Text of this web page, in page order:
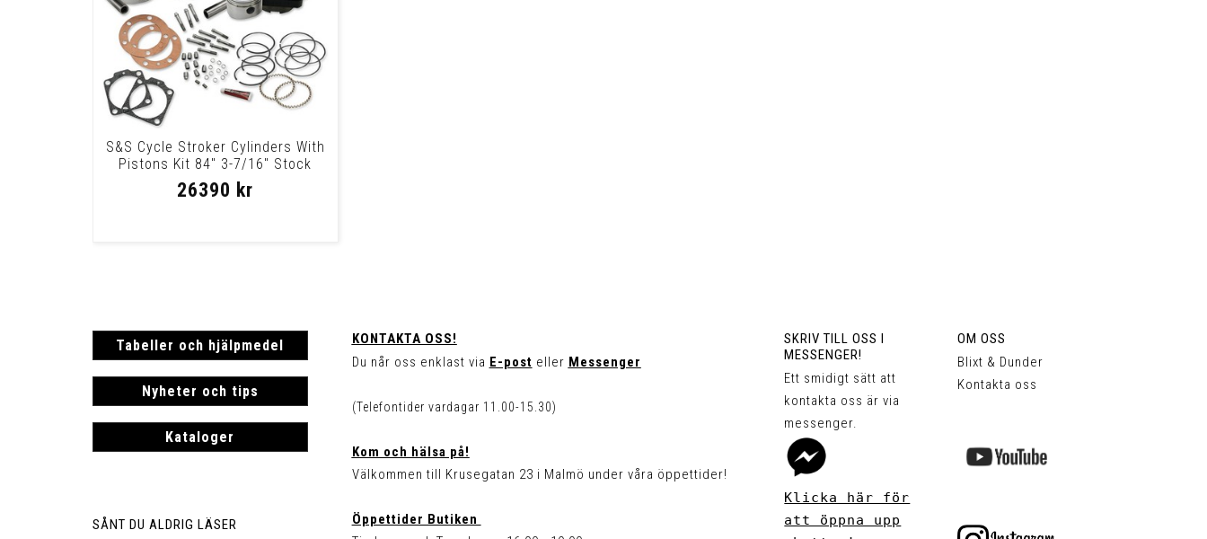
S&S Cycle Stroker Cylinders With
Pistons Kit 84" 3-7/16" Stock
Bore Cy
26390 kr
Tabeller och hjälpmedel
Nyheter och tips
Kataloger
SÅNT DU ALDRIG LÄSER
KONTAKTA OSS!
Du når oss enklast via E-post eller Messenger
(Telefontider vardagar 11.00-15.30)
Kom och hälsa på!
Välkommen till Krusegatan 23 i Malmö under våra öppettider!
Öppettider Butiken
SKRIV TILL OSS I
MESSENGER!
Ett smidigt sätt att
kontakta oss är via
messenger.
Klicka här för
att öppna upp
OM OSS
Blixt & Dunder
Kontakta oss